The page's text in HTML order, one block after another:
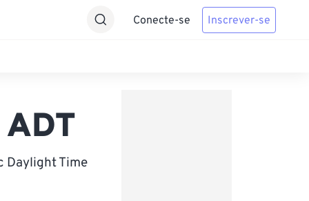
Conecte-se Inscrever-se
Daylight Time